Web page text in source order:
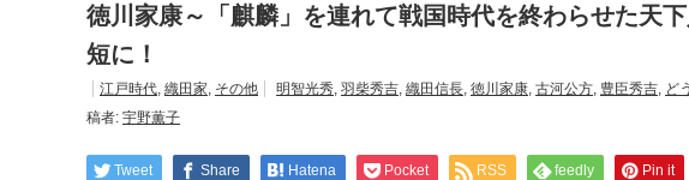
徳川家康～「麒麟」を連れて戦国時代を終わらせた天
短に！
江戸時代, 織田家, その他 明智光秀, 羽柴秀吉, 織田信長, 徳川家康, 古河公方, 豊臣秀吉, ど
稿者: 宇野薫子
Tweet Share Hatena Pocket RSS feedly Pin it